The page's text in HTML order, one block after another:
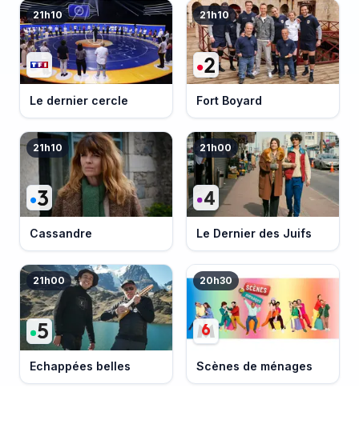
21h10
Le dernier cercle
21h10
Fort Boyard
21h10
Cassandre
21h00
Le Dernier des Juifs
21h00
Echappées belles
20h30
Scènes de ménages